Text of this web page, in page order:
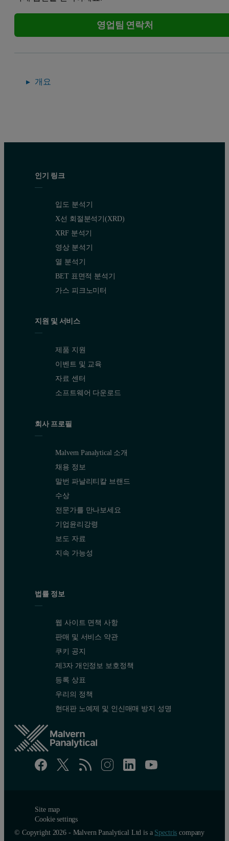
영업팀 연락처
개요
인기 링크
입도 분석기
X선 회절분석기(XRD)
XRF 분석기
영상 분석기
열 분석기
BET 표면적 분석기
가스 피크노미터
지원 및 서비스
제품 지원
이벤트 및 교육
자료 센터
소프트웨어 다운로드
회사 프로필
Malvern Panalytical 소개
채용 정보
말번 파날리티칼 브랜드
수상
전문가를 만나보세요
기업윤리강령
보도 자료
지속 가능성
법률 정보
웹 사이트 면책 사항
판매 및 서비스 약관
쿠키 공지
제3자 개인정보 보호정책
등록 상표
우리의 정책
현대판 노예제 및 인신매매 방지 성명
Site map
Cookie settings
© Copyright 2026 - Malvern Panalytical Ltd is a Spectris company